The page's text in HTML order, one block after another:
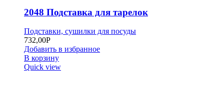
2048 Подставка для тарелок
Подставки, сушилки для посуды
732,00Р
Добавить в избранное
В корзину
Quick view